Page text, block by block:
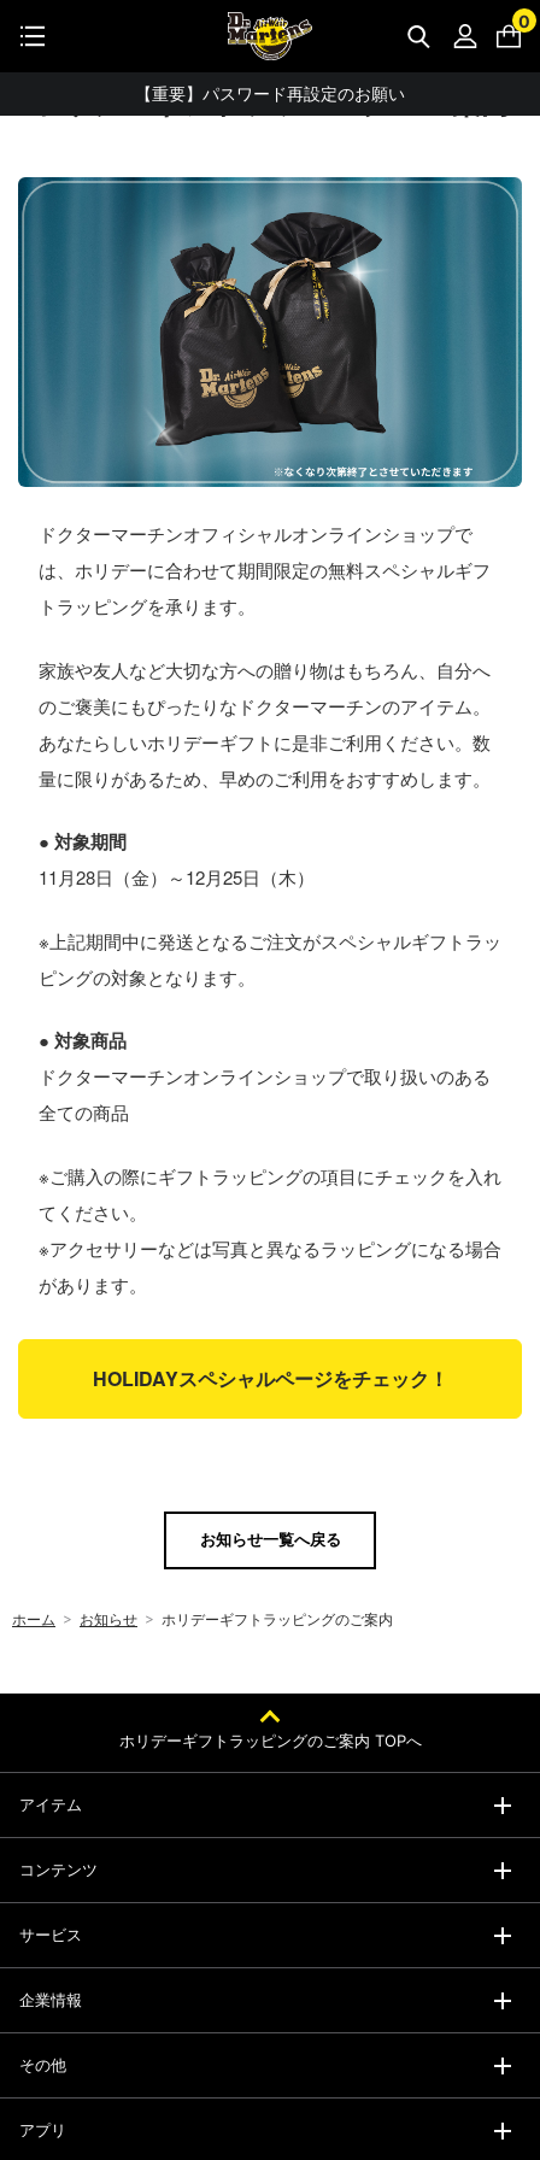
0
公式アプリで最大3,000円バック！
【重要】パスワード再設定のお願い
お友達にポイントをプレゼントできる機能が新登場！
会員特典に2000円・3000円OFFが新登場！
ドクターマーチン製品のコピー品にご注意ください。
ドクターマーチン公式アプリをダウンロード！
11,000円以上で送料無料・サイズ交換無料
2025/11/28
ホリデーギフトラッピングのご案内
ドクターマーチンオフィシャルオンラインショップで
は、ホリデーに合わせて期間限定の無料スペシャルギフ
トラッピングを承ります。
家族や友人など大切な方への贈り物はもちろん、自分へ
のご褒美にもぴったりなドクターマーチンのアイテム。
あなたらしいホリデーギフトに是非ご利用ください。数
量に限りがあるため、早めのご利用をおすすめします。
● 対象期間
11月28日（金）～12月25日（木）
※上記期間中に発送となるご注文がスペシャルギフトラッ
ピングの対象となります。
● 対象商品
ドクターマーチンオンラインショップで取り扱いのある
全ての商品
※ご購入の際にギフトラッピングの項目にチェックを入れ
てください。
※アクセサリーなどは写真と異なるラッピングになる場合
があります。
HOLIDAYスペシャルページをチェック！
お知らせ一覧へ戻る
ホーム お知らせ ホリデーギフトラッピングのご案内
ホリデーギフトラッピングのご案内 TOPへ
アイテム
コンテンツ
サービス
企業情報
その他
アプリ